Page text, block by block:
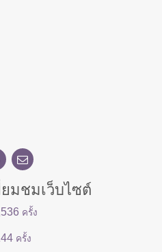
ยมชมเว็บไซต์
ครั้ง
ครั้ง